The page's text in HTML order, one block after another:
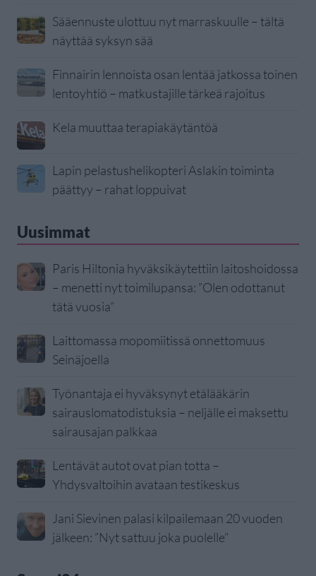
Sääennuste ulottuu nyt marraskuulle – tältä
näyttää syksyn sää
Finnairin lennoista osan lentää jatkossa toinen
lentoyhtiö – matkustajille tärkeä rajoitus
Kela muuttaa terapiakäytäntöä
Lapin pelastushelikopteri Aslakin toiminta
päättyy – rahat loppuivat
Uusimmat
Paris Hiltonia hyväksikäytettiin laitoshoidossa
– menetti nyt toimilupansa: ”Olen odottanut
tätä vuosia”
Laittomassa mopomiitissä onnettomuus
Seinäjoella
Työnantaja ei hyväksynyt etälääkärin
sairauslomatodistuksia – neljälle ei maksettu
sairausajan palkkaa
Lentävät autot ovat pian totta –
Yhdysvaltoihin avataan testikeskus
Jani Sievinen palasi kilpailemaan 20 vuoden
jälkeen: ”Nyt sattuu joka puolelle”